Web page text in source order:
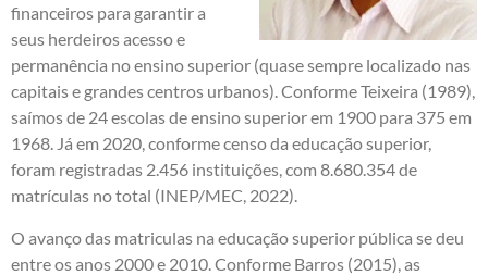
financeiros para garantir a
seus herdeiros acesso e
permanência no ensino superior (quase sempre localizado nas
capitais e grandes centros urbanos). Conforme Teixeira (1989),
saímos de 24 escolas de ensino superior em 1900 para 375 em
1968. Já em 2020, conforme censo da educação superior,
foram registradas 2.456 instituições, com 8.680.354 de
matrículas no total (INEP/MEC, 2022).
O avanço das matriculas na educação superior pública se deu
entre os anos 2000 e 2010. Conforme Barros (2015), as